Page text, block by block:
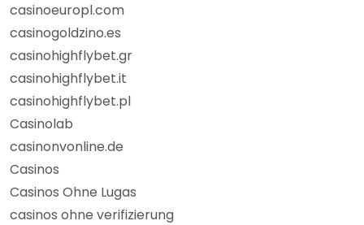
casinoeuropl.com
casinogoldzino.es
casinohighflybet.gr
casinohighflybet.it
casinohighflybet.pl
Casinolab
casinonvonline.de
Casinos
Casinos Ohne Lugas
casinos ohne verifizierung